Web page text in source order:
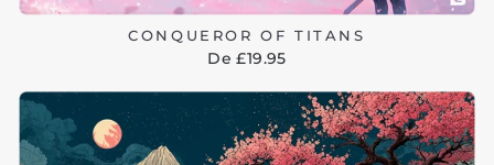
CONQUEROR OF TITANS
De £19.95